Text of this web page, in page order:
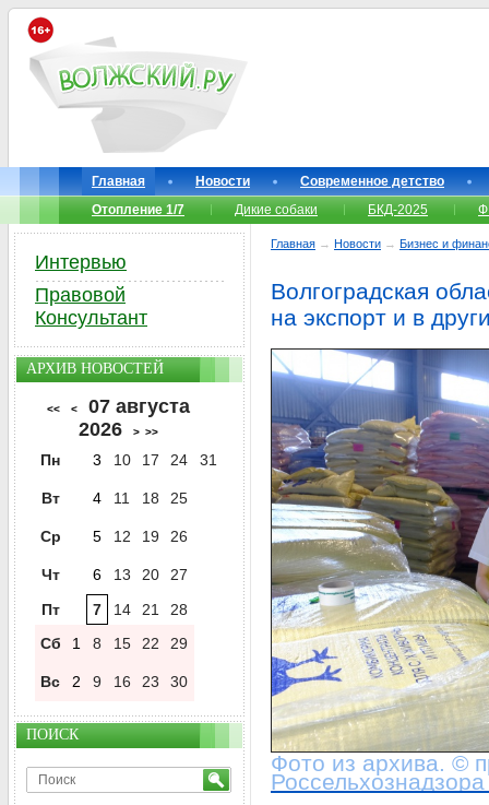
Главная Новости
Современное детство
Отопление 1/7
Дикие собаки БКД-2025
Главная → Новости → Бизнес и
Волгоградская
на экспорт и в
Фото из архива. ©
Интервью
Правовой
Консультант
АРХИВ НОВОСТЕЙ
<< <
07 августа
2026
> >>
Пн 3 10 17 24 31
Вт 4 11 18 25
Ср 5 12 19 26
Чт 6 13 20
27
Пт
7 14 21
28
Сб
1 8 15 22 29
Вс 2 9 16 23 30
ПОИСК